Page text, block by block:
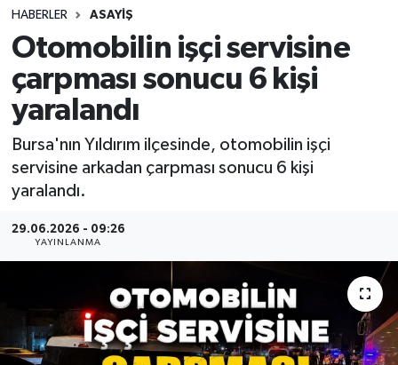
HABERLER ASAYIŞ
Otomobilin işçi servisine
çarpması sonucu 6 kişi
yaralandı
Bursa'nın Yıldırım ilçesinde, otomobilin işçi
servisine arkadan çarpması sonucu 6 kişi
yaralandı.
29.06.2026 - 09:26
YAYINLANMA
Belediye
Dünya
Eğitim
Ekonomi
Genel
Gündem
İlan
Tüm Manşetler
Son Dakika Haberleri
Haber Arşivi